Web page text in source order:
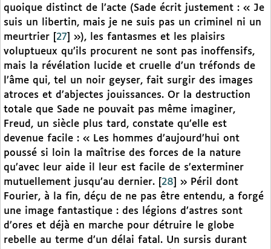
quoique distinct de l’acte (Sade écrit justement : « Je
suis un libertin, mais je ne suis pas un criminel ni un
meurtrier
27
»), les fantasmes et les plaisirs
voluptueux qu’ils procurent ne sont pas inoffensifs,
mais la révélation lucide et cruelle d’un tréfonds de
l’âme qui, tel un noir geyser, fait surgir des images
atroces et d’abjectes jouissances. Or la destruction
totale que Sade ne pouvait pas même imaginer,
Freud, un siècle plus tard, constate qu’elle est
devenue facile : « Les hommes d’aujourd’hui ont
poussé si loin la maîtrise des forces de la nature
qu’avec leur aide il leur est facile de s’exterminer
mutuellement jusqu’au dernier.
28
» Péril dont
Fourier, à la fin, déçu de ne pas être entendu, a forgé
une image fantastique : des légions d’astres sont
d’ores et déjà en marche pour détruire le globe
rebelle au terme d’un délai fatal. Un sursis durant